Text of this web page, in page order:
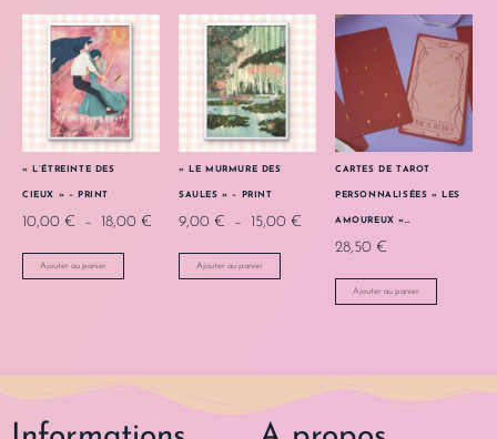
« L’ÉTREINTE DES
CIEUX » – PRINT
10,00 € – 18,00 €
Ajouter au panier
« LE MURMURE DES
SAULES » – PRINT
9,00 € – 15,00 €
Ajouter au panier
CARTES DE TAROT
PERSONNALISÉES « LES
AMOUREUX »…
28,50 €
Ajouter au panier